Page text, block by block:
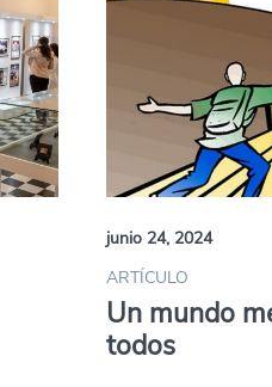
junio 24, 2024
ARTÍCULO
Un mundo
todos